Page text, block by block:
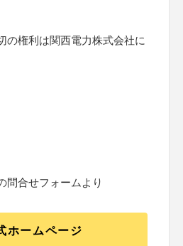
の権利は関西電力株式会社に
問合せフォームより
ホームページ